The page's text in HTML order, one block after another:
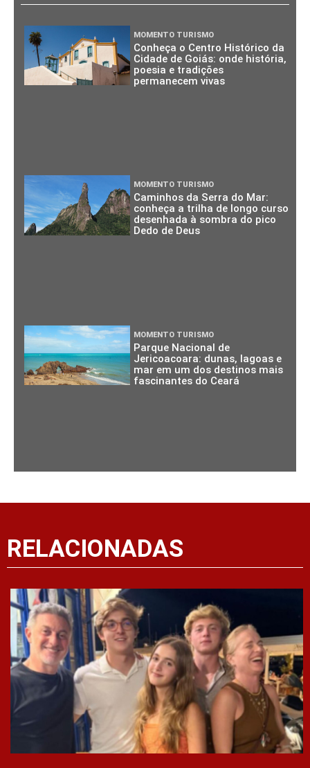
MOMENTO TURISMO
Conheça o Centro Histórico da
Cidade de Goiás: onde história,
poesia e tradições
permanecem vivas
MOMENTO TURISMO
Caminhos da Serra do Mar:
conheça a trilha de longo curso
desenhada à sombra do pico
Dedo de Deus
MOMENTO TURISMO
Parque Nacional de
Jericoacoara: dunas, lagoas e
mar em um dos destinos mais
fascinantes do Ceará
RELACIONADAS